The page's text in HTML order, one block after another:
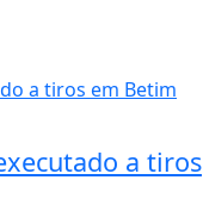
a tiros